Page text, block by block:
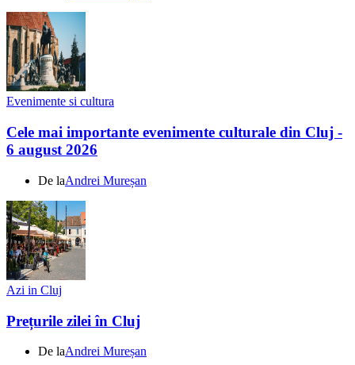
Evenimente si cultura
Cele mai importante evenimente culturale din Cluj -
6 august 2026
De laAndrei Mureșan
Azi in Cluj
Prețurile zilei în Cluj
De laAndrei Mureșan